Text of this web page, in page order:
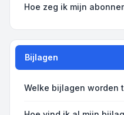
Hoe zeg ik mijn
Bijlagen
Welke bijlagen worden